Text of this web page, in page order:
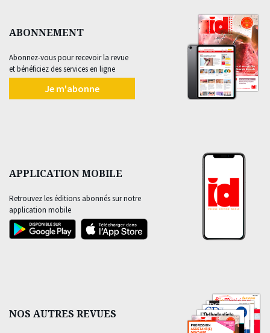
ABONNEMENT
Abonnez-vous pour recevoir la revue
et bénéficiez des services en ligne
Je m'abonne
APPLICATION MOBILE
Retrouvez les éditions abonnés sur notre
application mobile
NOS AUTRES REVUES